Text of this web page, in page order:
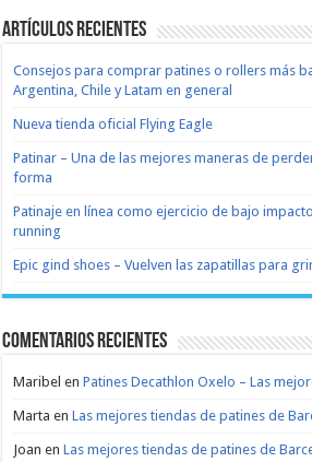
Artículos recientes
Consejos para comprar patines o rollers más
Argentina, Chile y Latam en general
Nueva tienda oficial Flying Eagle
Patinar – Una de las mejores maneras de
forma
Patinaje en línea como ejercicio de bajo
running
Epic gind shoes – Vuelven las zapatillas para
Comentarios recientes
Maribel enPatines Decathlon Oxelo – Las
Marta enLas mejores tiendas de patines de
Joan enLas mejores tiendas de patines de